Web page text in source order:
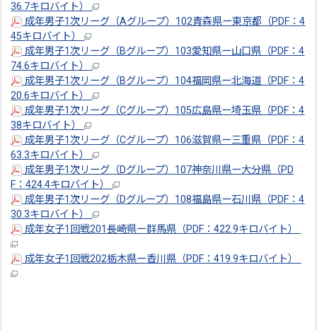
36.7キロバイト）
成年男子1次リーグ（Aグループ）102青森県ー東京都（PDF：4
45キロバイト）
成年男子1次リーグ（Bグループ）103愛知県ー山口県（PDF：4
74.6キロバイト）
成年男子1次リーグ（Bグループ）104福岡県ー北海道（PDF：4
20.6キロバイト）
成年男子1次リーグ（Cグループ）105広島県ー埼玉県（PDF：4
38キロバイト）
成年男子1次リーグ（Cグループ）106滋賀県ー三重県（PDF：4
63.3キロバイト）
成年男子1次リーグ（Dグループ）107神奈川県ー大分県（PD
F：424.4キロバイト）
成年男子1次リーグ（Dグループ）108福島県ー石川県（PDF：4
30.3キロバイト）
成年女子1回戦201長崎県ー群馬県（PDF：422.9キロバイト）
成年女子1回戦202栃木県ー香川県（PDF：419.9キロバイト）